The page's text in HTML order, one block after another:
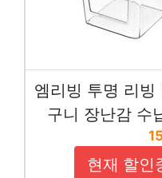
엠리빙 투명 리
구니 장난감 수
현재 할인